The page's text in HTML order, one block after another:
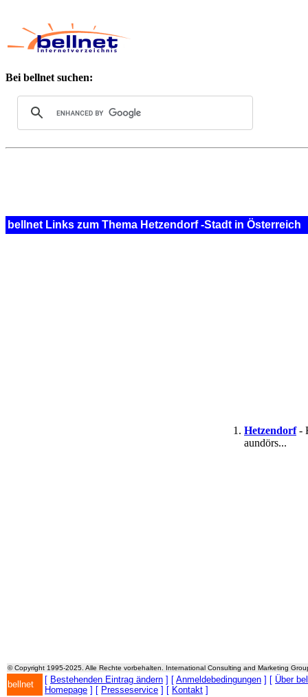
Bei bellnet suchen:
bellnet Links zum Thema Hetzendorf -Stadt in Österreich
Hetzendorf-
aundörs...
© Copyright 1995-2025. Alle Rechte vorbehalten. International Consulting and Marketing
bellnet [ Bestehenden Eintrag ändern ] [ Anmeldebedingungen ] [ Über
Homepage ] [ Presseservice ] [ Kontakt ]